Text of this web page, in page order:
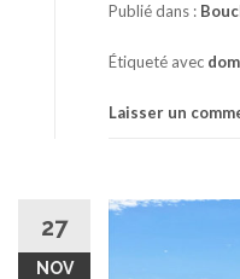
Publié dans :
Étiqueté avec
Laisser un
27
NOV